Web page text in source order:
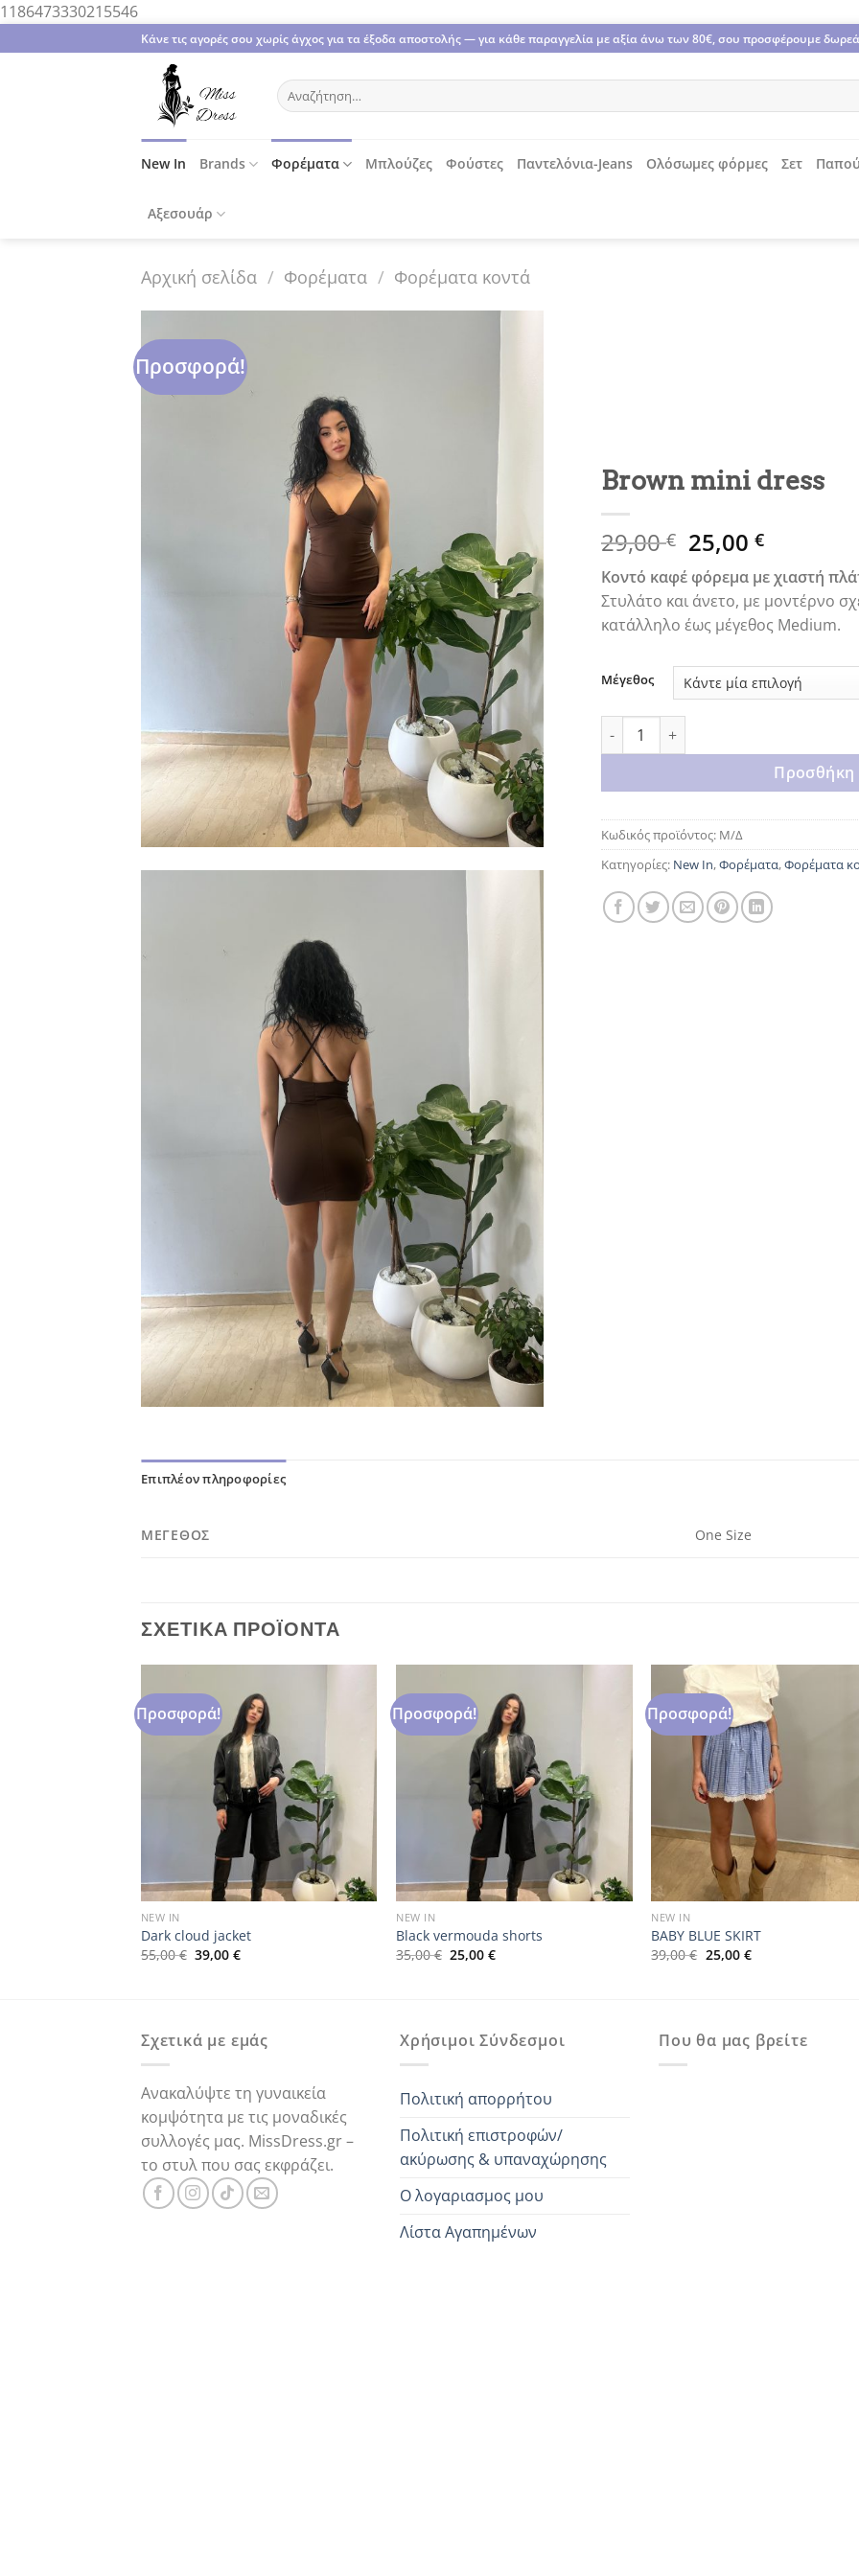
1186473330215546Μετάβαση
στο
περιεχόμενο
Κάνε τις αγορές σου χωρίς άγχος για τα έξοδα αποστολής — για κάθε παραγγελία με αξία άνω των 80€, σου προσφέρουμε
Αναζήτηση
για:
New In Brands Φορέματα Μπλούζες Φούστες Παντελόνια-Jeans Ολόσωμες φόρμες Σετ
Αξεσουάρ
Αρχική σελίδα / Φορέματα / Φορέματα κοντά
Προσφορά!
Brown mini dress
29,00€ Original
price
was:
29,00 €.
25,00€Η
τιμή
είναι:
25,00 €.
Κοντό καφέ φόρεμα με χιαστή
Στυλάτο και άνετο, με μοντέρνο
κατάλληλο έως μέγεθος Medium.
Μέγεθος
Brown mini dress ποσότητα
Προσθήκη
Κωδικός προϊόντος: Μ/Δ
Κατηγορίες: New In,Φορέματα,Φορέματα
Επιπλέον πληροφορίες
ΜΈΓΕΘΟΣ One Size
ΣΧΕΤΙΚΆ ΠΡΟΪΌΝΤΑ
Προσφορά!
NEW IN
Dark cloud jacket
55,00€ Original
price
39,00€Η
Προσφορά!
NEW IN
Black vermouda shorts
35,00€ Original
price
25,00€Η
Προσφορά!
NEW IN
BABY BLUE SKIRT
39,00€ Original
price
25,00 €Η
Σχετικά με εμάς
Ανακαλύψτε τη γυναικεία
κομψότητα με τις μοναδικές
συλλογές μας. MissDress.gr –
το στυλ που σας εκφράζει.
Χρήσιμοι Σύνδεσμοι
Πολιτική απορρήτου
Πολιτική επιστροφών/
ακύρωσης & υπαναχώρησης
Ο λογαριασμος μου
Λίστα Αγαπημένων
Που θα μας βρείτε